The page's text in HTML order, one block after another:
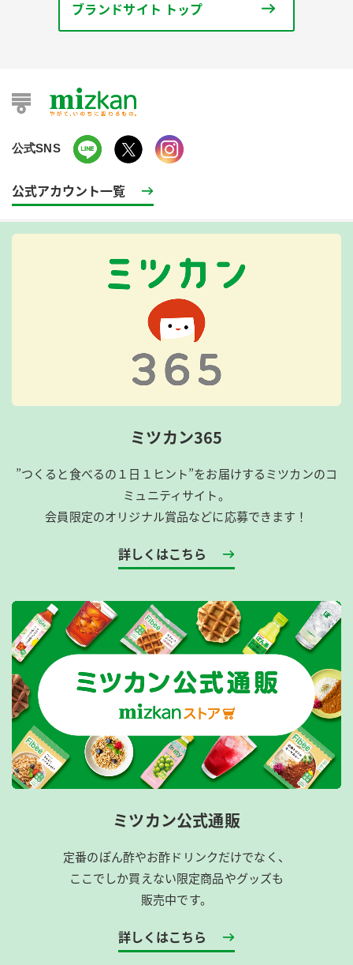
ブランドサイト トップ
公式SNS
公式アカウント一覧
ミツカン365
”つくると食べるの１日１ヒント”をお届けするミツカンのコ
ミュニティサイト。
会員限定のオリジナル賞品などに応募できます！
詳しくはこちら
ミツカン公式通販
定番のぽん酢やお酢ドリンクだけでなく、
ここでしか買えない限定商品やグッズも
販売中です。
詳しくはこちら